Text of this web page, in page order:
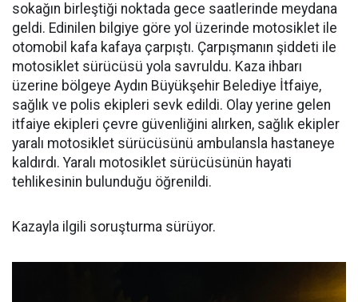
sokağın birleştiği noktada gece saatlerinde meydana
geldi. Edinilen bilgiye göre yol üzerinde motosiklet ile
otomobil kafa kafaya çarpıştı. Çarpışmanın şiddeti ile
motosiklet sürücüsü yola savruldu. Kaza ihbarı
üzerine bölgeye Aydın Büyükşehir Belediye İtfaiye,
sağlık ve polis ekipleri sevk edildi. Olay yerine gelen
itfaiye ekipleri çevre güvenliğini alırken, sağlık ekipler
yaralı motosiklet sürücüsünü ambulansla hastaneye
kaldırdı. Yaralı motosiklet sürücüsünün hayati
tehlikesinin bulunduğu öğrenildi.
Kazayla ilgili soruşturma sürüyor.